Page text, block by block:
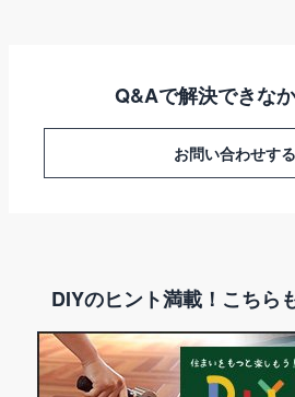
Q&Aで解決できな
お問い合わせする
DIYのヒント満載！こちら